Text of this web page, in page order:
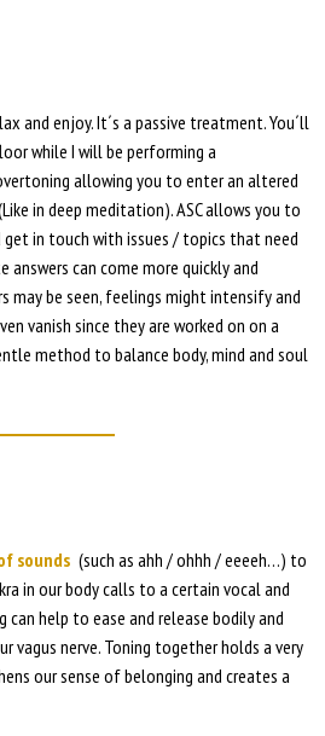
and enjoy. It´s a passive treatment. You´ll
while I will be performing a
allowing you to enter an altered
in deep meditation). ASC allows you to
get in touch with issues / topics that need
can come more quickly and
may be seen, feelings might intensify and
vanish since they are worked on on a
method to balance body, mind and soul
sounds (such as ahh / ohhh / eeeeh…) to
in our body calls to a certain vocal and
help to ease and release bodily and
vagus nerve. Toning together holds a very
our sense of belonging and creates a